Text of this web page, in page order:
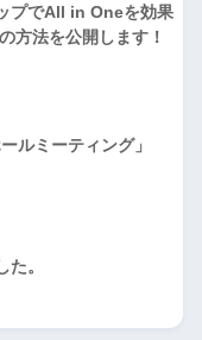
プでAll in Oneを効果
方法を公開します！
ルミーティング」
。